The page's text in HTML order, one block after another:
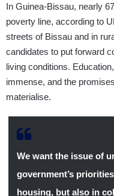
In Guinea-Bissau, nearly
poverty line, according to
streets of Bissau and in
candidates to put forward
living conditions.
immense, and the
materialise.
We want the issue of
government’s
housing, but also in